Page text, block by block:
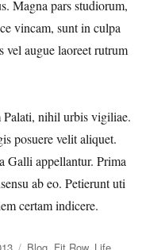
Magna pars studiorum,
vincam, sunt in culpa
augue laoreet rutrum
nihil urbis vigiliae.
posuere velit aliquet.
Galli appellantur. Prima
ab eo. Petierunt uti
certam indicere.
Kategorien